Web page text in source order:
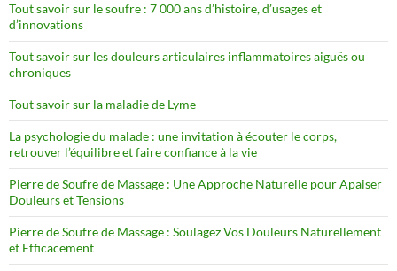
Tout savoir sur le soufre : 7 000 ans d’histoire, d’usages et
d’innovations
Tout savoir sur les douleurs articulaires inflammatoires aiguës ou
chroniques
Tout savoir sur la maladie de Lyme
La psychologie du malade : une invitation à écouter le corps,
retrouver l’équilibre et faire confiance à la vie
Pierre de Soufre de Massage : Une Approche Naturelle pour Apaiser
Douleurs et Tensions
Pierre de Soufre de Massage : Soulagez Vos Douleurs Naturellement
et Efficacement